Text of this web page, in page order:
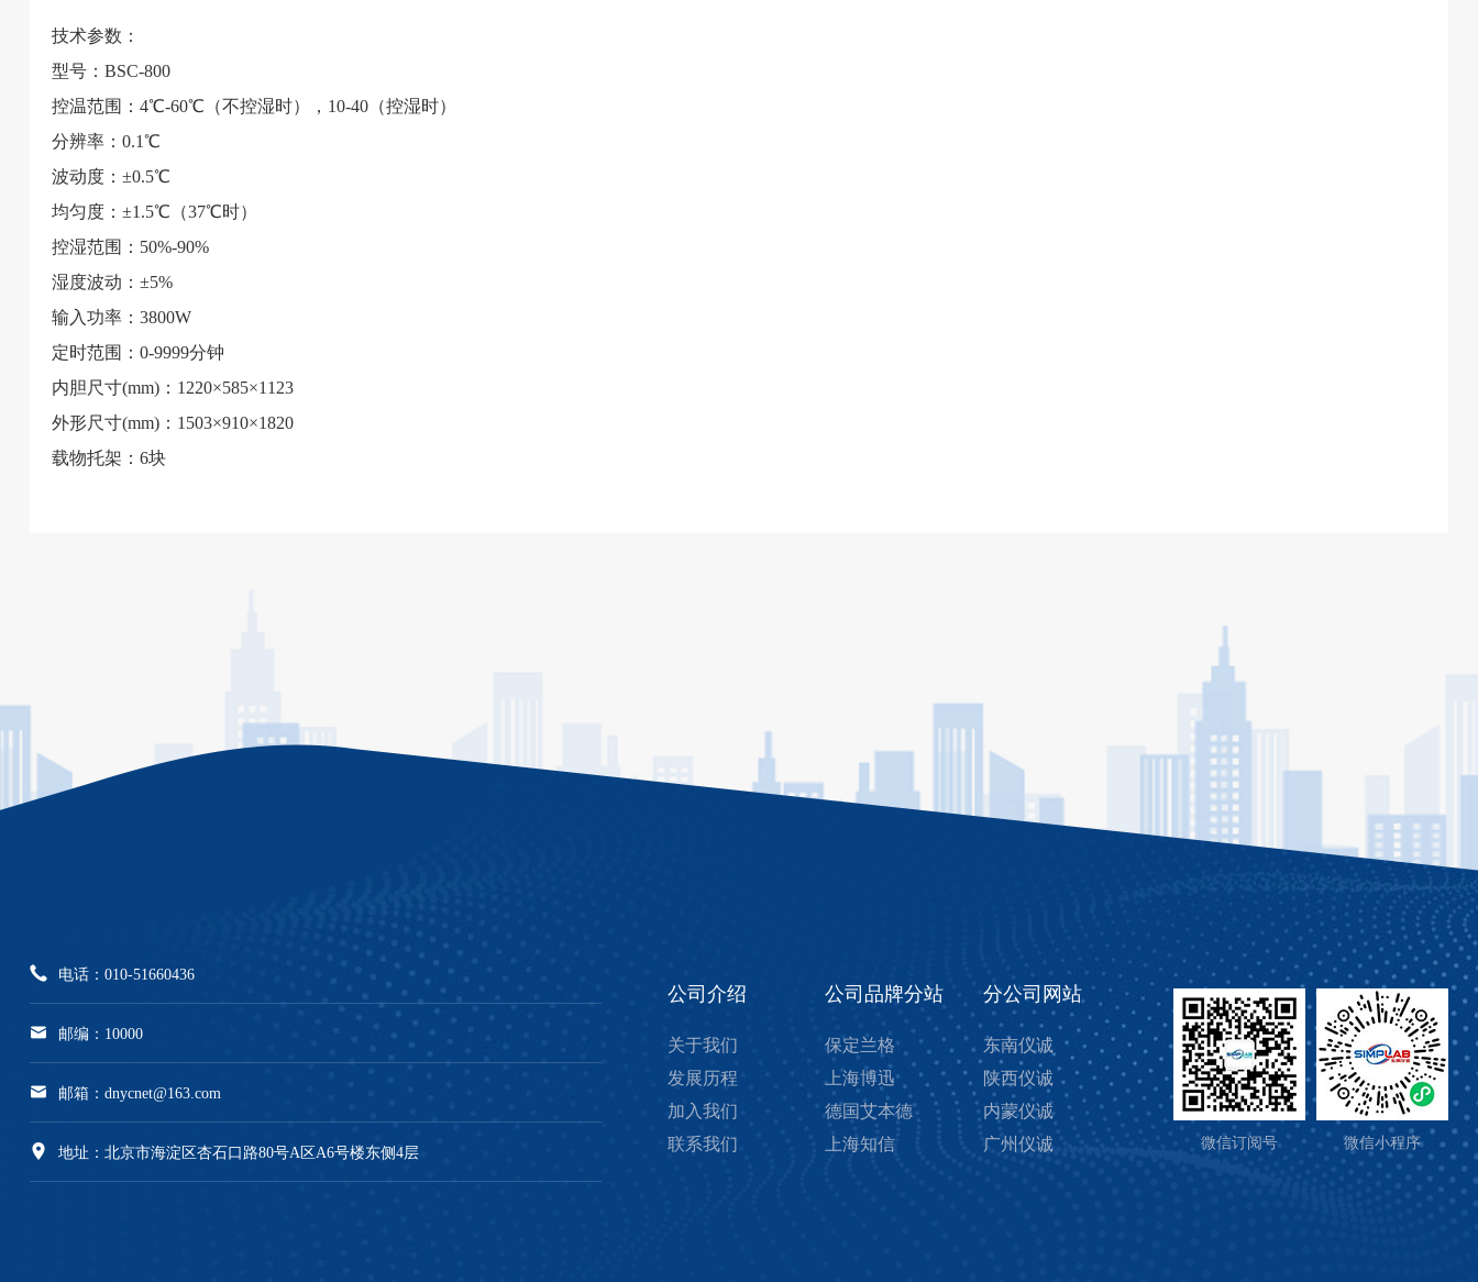
技术参数：
型号：BSC-800
控温范围：4℃-60℃（不控湿时），10-40（控湿时）
分辨率：0.1℃
波动度：±0.5℃
均匀度：±1.5℃（37℃时）
控湿范围：50%-90%
湿度波动：±5%
输入功率：3800W
定时范围：0-9999分钟
内胆尺寸(mm)：1220×585×1123
外形尺寸(mm)：1503×910×1820
载物托架：6块
电话：010-51660436
邮编：10000
邮箱：dnycnet@163.com
地址：北京市海淀区杏石口路80号A区A6号楼东侧4层
公司介绍
关于我们
发展历程
加入我们
联系我们
公司品牌分站
保定兰格
上海博迅
德国艾本德
上海知信
分公司网站
东南仪诚
陕西仪诚
内蒙仪诚
广州仪诚
微信订阅号 微信小程序